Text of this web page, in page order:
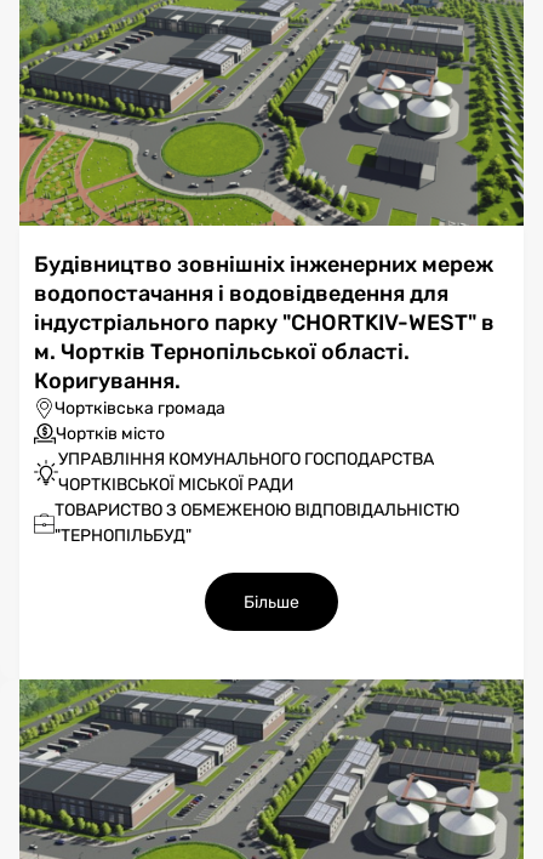
Будівництво зовнішніх інженерних мереж
водопостачання і водовідведення для
індустріального парку "CHORTKIV-WEST" в
м. Чортків Тернопільської області.
Коригування.
Чортківська громада
Чортків місто
УПРАВЛІННЯ КОМУНАЛЬНОГО ГОСПОДАРСТВА
ЧОРТКІВСЬКОЇ МІСЬКОЇ РАДИ
ТОВАРИСТВО З ОБМЕЖЕНОЮ ВІДПОВІДАЛЬНІСТЮ
"ТЕРНОПІЛЬБУД"
Більше